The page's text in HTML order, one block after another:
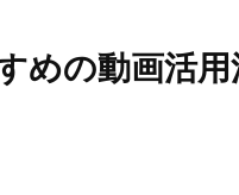
建築業界
めの動画活用